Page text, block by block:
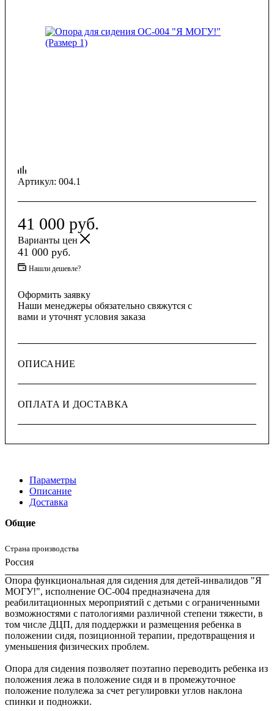
Артикул: 004.1
41 000 руб.
Варианты цен
41 000 руб.
Нашли дешевле?
Оформить заявку
Наши менеджеры обязательно свяжутся с
вами и уточнят условия заказа
ОПИСАНИЕ
ОПЛАТА И ДОСТАВКА
Параметры
Описание
Доставка
Общие
Страна производства
Россия
Опора функциональная для сидения для детей-инвалидов "Я
МОГУ!", исполнение ОС-004 предназначена для
реабилитационных мероприятий с детьми с ограниченными
возможностями с патологиями различной степени тяжести, в
том числе ДЦП, для поддержки и размещения ребенка в
положении сидя, позиционной терапии, предотвращения и
уменьшения физических проблем.
Опора для сидения позволяет поэтапно переводить ребенка из
положения лежа в положение сидя и в промежуточное
положение полулежа за счет регулировки углов наклона
спинки и подножки.